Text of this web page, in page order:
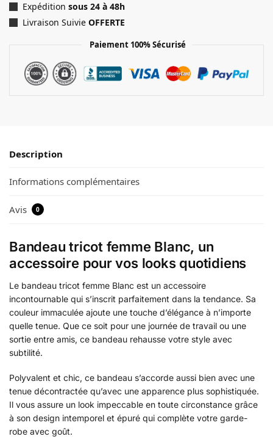
Expédition sous 24 à 48h
Livraison Suivie OFFERTE
Paiement 100% Sécurisé
Description
Informations complémentaires
Avis 0
Bandeau tricot femme Blanc, un
accessoire pour vos looks quotidiens
Le bandeau tricot femme Blanc est un accessoire
incontournable qui s’inscrit parfaitement dans la tendance. Sa
couleur immaculée ajoute une touche d’élégance à n’importe
quelle tenue. Que ce soit pour une journée de travail ou une
sortie entre amis, ce bandeau rehausse votre style avec
subtilité.
Polyvalent et chic, ce bandeau s’accorde aussi bien avec une
tenue décontractée qu’avec une apparence plus sophistiquée.
Il vous assure un look impeccable en toute circonstance grâce
à son design intemporel et épuré qui complète votre garde-
robe avec goût.